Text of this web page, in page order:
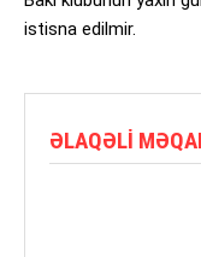
istisna edilmir.
ƏLAQƏLI